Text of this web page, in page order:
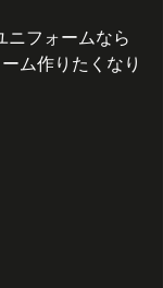
ニフォームなら
ム作りたくなり